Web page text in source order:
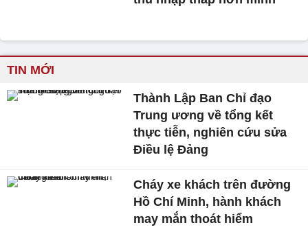
TIN MỚI
Thành Lập Ban Chỉ đạo
Trung ương về tổng kết
thực tiễn, nghiên cứu sửa
Điều lệ Đảng
Cháy xe khách trên đường
Hồ Chí Minh, hành khách
may mắn thoát hiểm